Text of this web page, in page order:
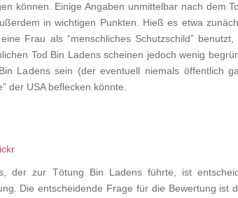
können. Einige Angaben unmittelbar nach dem
in wichtigen Punkten. Hieß es etwa
Frau als “menschliches Schutzschild” benutzt,
Tod Bin Ladens scheinen jedoch wenig
Ladens sein (der eventuell niemals öffentlich
der USA beflecken könnte.
der zur Tötung Bin Ladens führte, ist
Die entscheidende Frage für die Bewertung ist